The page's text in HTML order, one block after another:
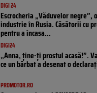
DIGI 24
Escrocheria „Văduvelor negre”,
industrie în Rusia. Căsătorii cu
pentru a încasa...
DIGI24
„Anna, ţine-ţi prostul acasă!”.
ce un bărbat a desenat o
PROMOTOR.RO